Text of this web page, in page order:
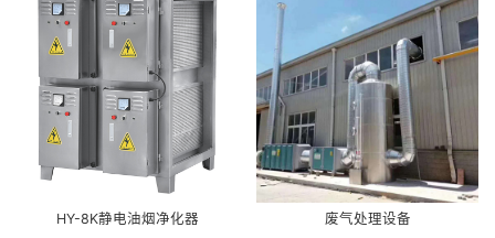
HY-8K静电油烟净化器 废气处理设备